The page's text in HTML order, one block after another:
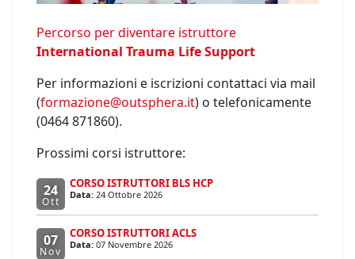
Percorso per diventare istruttore
International Trauma Life Support
Per informazioni e iscrizioni contattaci via mail
(formazione@outsphera.it) o telefonicamente
(0464 871860).
Prossimi corsi istruttore:
24
Ott
CORSO ISTRUTTORI BLS HCP
Data: 24 Ottobre 2026
07
Nov
CORSO ISTRUTTORI ACLS
Data: 07 Novembre 2026